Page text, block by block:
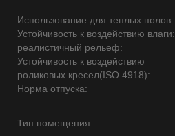
Использование для теплых полов:
Устойчивость к воздействию влаги:
реалистичный рельеф:
Устойчивость к воздействию
роликовых кресел(ISO 4918):
Норма отпуска:
Тип помещения: